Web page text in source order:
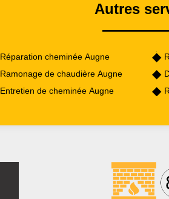
Autres
Réparation cheminée Augne
Ramonage de chaudière Augne
Entretien de cheminée Augne